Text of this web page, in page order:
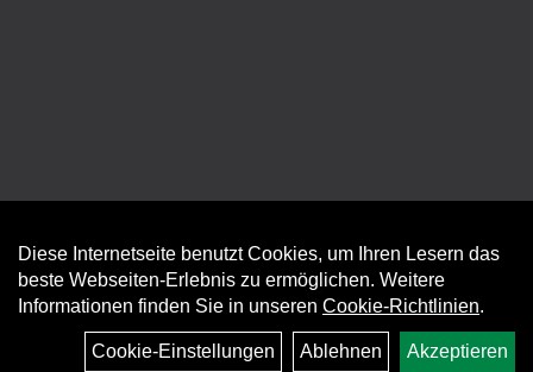
Diese Internetseite benutzt Cookies, um Ihren Lesern das
beste Webseiten-Erlebnis zu ermöglichen. Weitere
Informationen finden Sie in unseren Cookie-Richtlinien.
Cookie-Einstellungen Ablehnen Akzeptieren
Auftrag widerrufen